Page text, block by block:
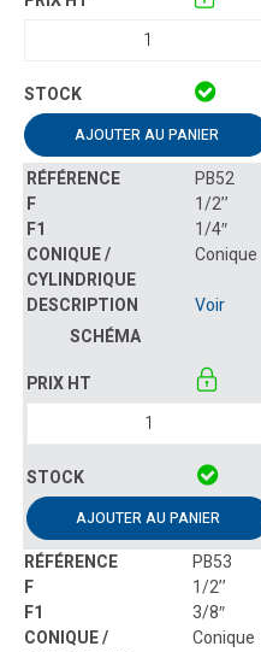
AJOUTER AU PANIER
PB52
1/2’’
1/4″
Conique
Voir
AJOUTER AU PANIER
PB53
1/2’’
3/8″
Conique